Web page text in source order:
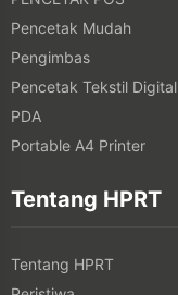
Pencetak Mudah
Pengimbas
Pencetak Tekstil Digital
PDA
Portable A4 Printer
Tentang HPRT
Tentang HPRT